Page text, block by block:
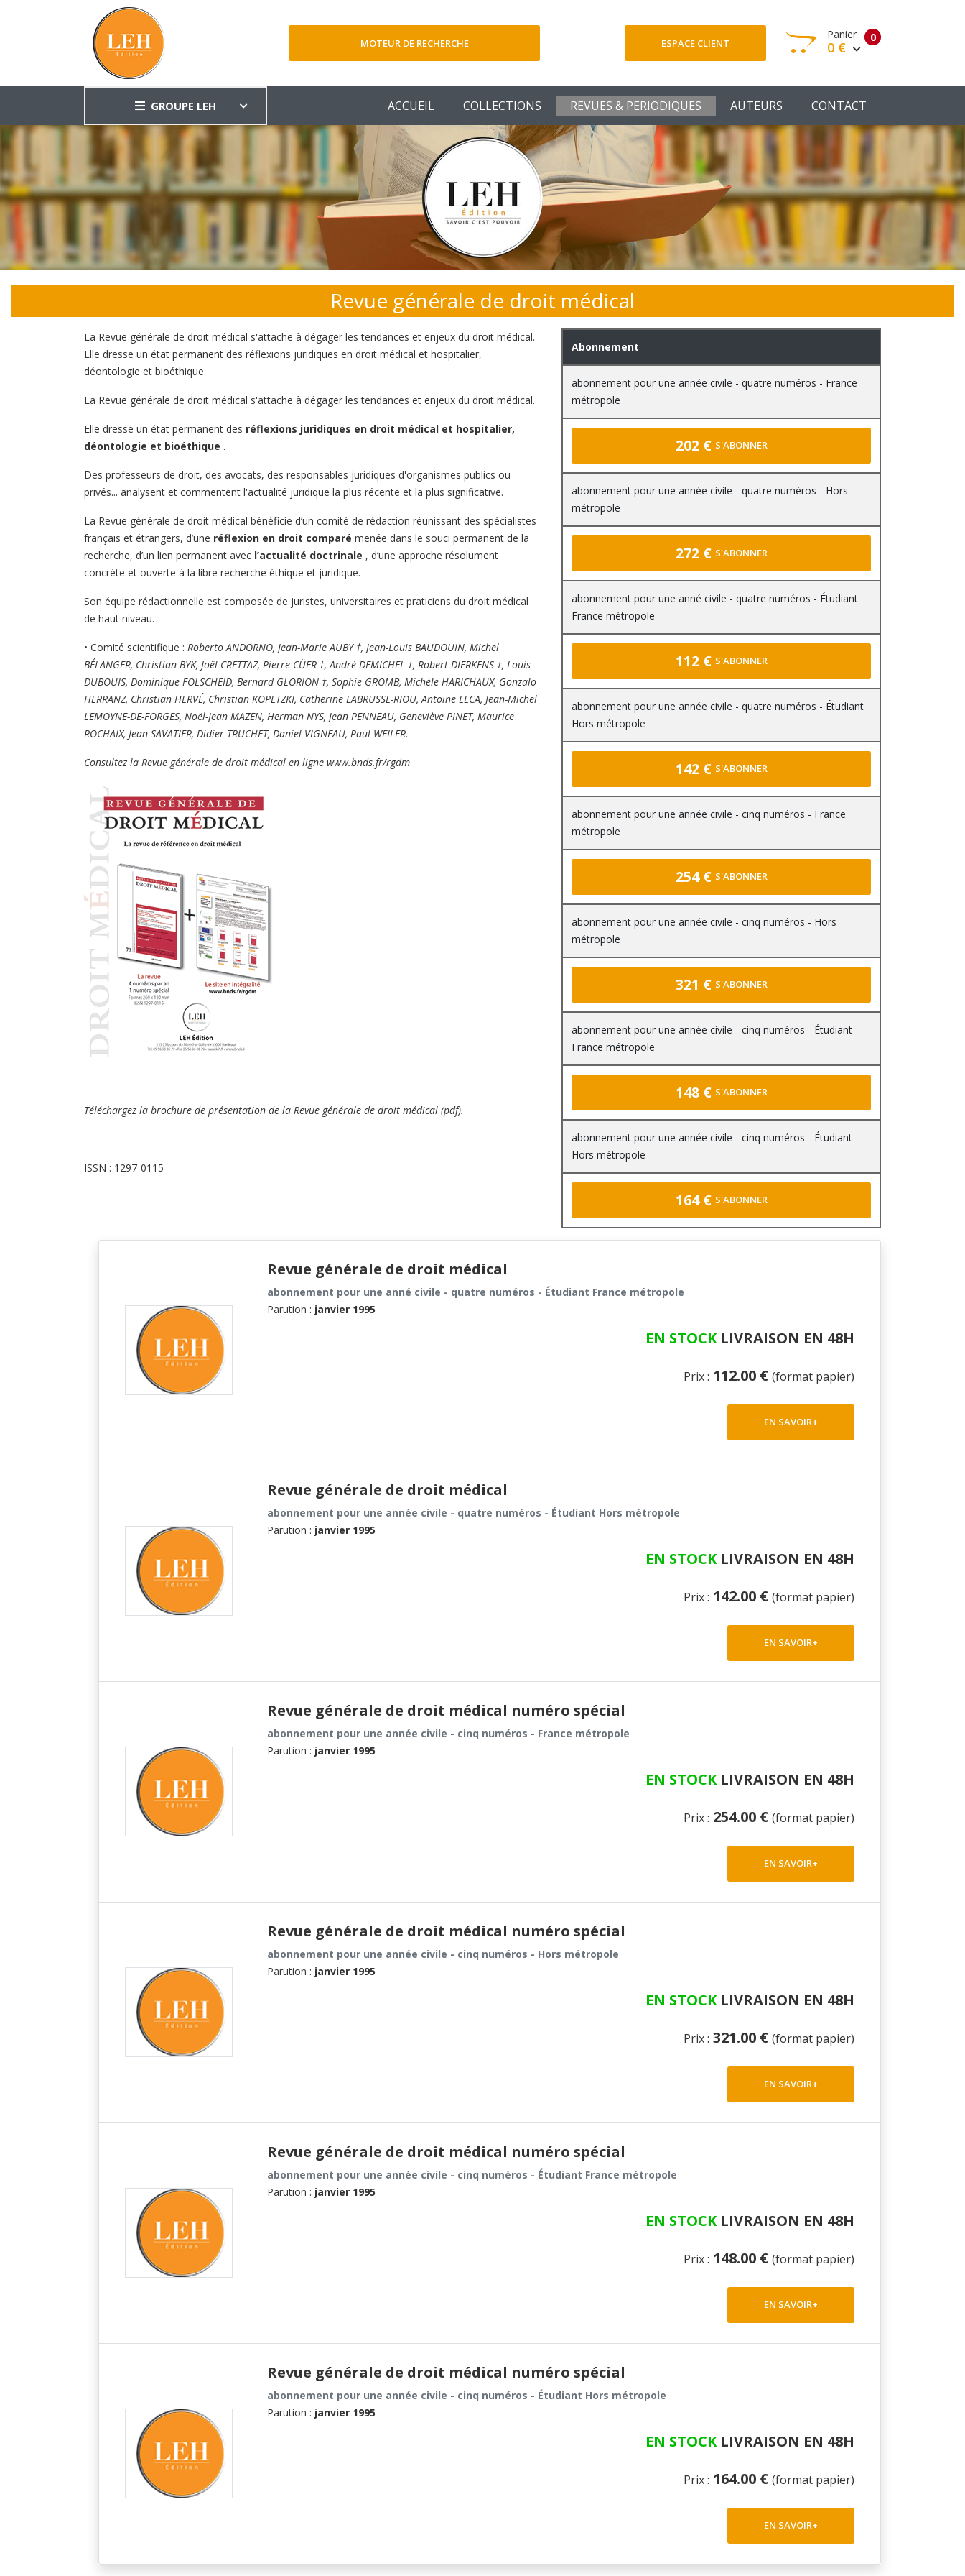
MOTEUR DE RECHERCHE ESPACE CLIENT 0
Panier
0 €
Votre panier est vide
Votre Panier
GROUPE LEH ACCUEIL COLLECTIONS REVUES & PERIODIQUES AUTEURS CONTACT
Revue générale de droit médical
La Revue générale de droit médical s'attache à dégager les tendances et enjeux du droit médical.
Elle dresse un état permanent des réflexions juridiques en droit médical et hospitalier,
déontologie et bioéthique
La Revue générale de droit médical s'attache à dégager les tendances et enjeux du droit médical.
Elle dresse un état permanent des réflexions juridiques en droit médical et hospitalier,
déontologie et bioéthique .
Des professeurs de droit, des avocats, des responsables juridiques d'organismes publics ou
privés... analysent et commentent l'actualité juridique la plus récente et la plus significative.
La Revue générale de droit médical bénéficie d’un comité de rédaction réunissant des spécialistes
français et étrangers, d’une réflexion en droit comparé menée dans le souci permanent de la
recherche, d’un lien permanent avec l’actualité doctrinale , d’une approche résolument
concrète et ouverte à la libre recherche éthique et juridique.
Son équipe rédactionnelle est composée de juristes, universitaires et praticiens du droit médical
de haut niveau.
• Comité scientifique : Roberto ANDORNO, Jean-Marie AUBY †, Jean-Louis BAUDOUIN, Michel
BÉLANGER, Christian BYK, Joël CRETTAZ, Pierre CÜER †, André DEMICHEL †, Robert DIERKENS †, Louis
DUBOUIS, Dominique FOLSCHEID, Bernard GLORION †, Sophie GROMB, Michèle HARICHAUX, Gonzalo
HERRANZ, Christian HERVÉ, Christian KOPETZKI, Catherine LABRUSSE-RIOU, Antoine LECA, Jean-Michel
LEMOYNE-DE-FORGES, Noël-Jean MAZEN, Herman NYS, Jean PENNEAU, Geneviève PINET, Maurice
ROCHAIX, Jean SAVATIER, Didier TRUCHET, Daniel VIGNEAU, Paul WEILER.
Consultez la Revue générale de droit médical en ligne www.bnds.fr/rgdm
Téléchargez la brochure de présentation de la Revue générale de droit médical (pdf).
ISSN : 1297-0115
Abonnement
abonnement pour une année civile - quatre numéros - France
métropole
202 € S'ABONNER
abonnement pour une année civile - quatre numéros - Hors
métropole
272 € S'ABONNER
abonnement pour une anné civile - quatre numéros - Étudiant
France métropole
112 € S'ABONNER
abonnement pour une année civile - quatre numéros - Étudiant
Hors métropole
142 € S'ABONNER
abonnement pour une année civile - cinq numéros - France
métropole
254 € S'ABONNER
abonnement pour une année civile - cinq numéros - Hors
métropole
321 € S'ABONNER
abonnement pour une année civile - cinq numéros - Étudiant
France métropole
148 € S'ABONNER
abonnement pour une année civile - cinq numéros - Étudiant
Hors métropole
164 € S'ABONNER
Revue générale de droit médical
abonnement pour une anné civile - quatre numéros - Étudiant France métropole
Parution : janvier 1995
EN STOCKLIVRAISON EN 48H
Prix : 112.00 € (format papier)
EN SAVOIR+
Revue générale de droit médical
abonnement pour une année civile - quatre numéros - Étudiant Hors métropole
Parution : janvier 1995
EN STOCKLIVRAISON EN 48H
Prix : 142.00 € (format papier)
EN SAVOIR+
Revue générale de droit médical numéro spécial
abonnement pour une année civile - cinq numéros - France métropole
Parution : janvier 1995
EN STOCKLIVRAISON EN 48H
Prix : 254.00 € (format papier)
EN SAVOIR+
Revue générale de droit médical numéro spécial
abonnement pour une année civile - cinq numéros - Hors métropole
Parution : janvier 1995
EN STOCKLIVRAISON EN 48H
Prix : 321.00 € (format papier)
EN SAVOIR+
Revue générale de droit médical numéro spécial
abonnement pour une année civile - cinq numéros - Étudiant France métropole
Parution : janvier 1995
EN STOCKLIVRAISON EN 48H
Prix : 148.00 € (format papier)
EN SAVOIR+
Revue générale de droit médical numéro spécial
abonnement pour une année civile - cinq numéros - Étudiant Hors métropole
Parution : janvier 1995
EN STOCKLIVRAISON EN 48H
Prix : 164.00 € (format papier)
EN SAVOIR+